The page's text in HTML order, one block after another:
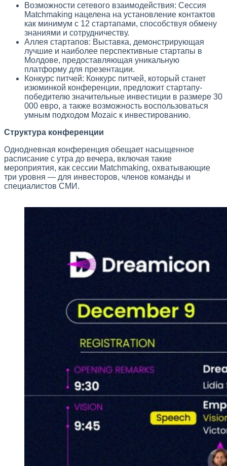
Возможности сетевого взаимодействия: Сессия
Matchmaking нацелена на установление контактов
как минимум с 12 стартапами, способствуя обмену
знаниями и сотрудничеству.
Аллея стартапов: Выставка, демонстрирующая
лучшие и наиболее перспективные стартапы в
Молдове, предоставляющая уникальную
платформу для презентации.
Конкурс питчей: Конкурс питчей, который станет
изюминкой конференции, предложит стартапу-
победителю значительные инвестиции в размере 30
000 евро, а также возможность воспользоваться
умным подходом Mozaic к инвестированию.
Структура конференции
Однодневная конференция обещает насыщенное
расписание с утра до вечера, включая такие
мероприятия, как сессии Matchmaking, охватывающие
три уровня — для инвесторов, членов команды и
специалистов СМИ.